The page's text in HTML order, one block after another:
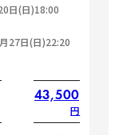
日(日)18:00
27日(日)22:20
43,500
円